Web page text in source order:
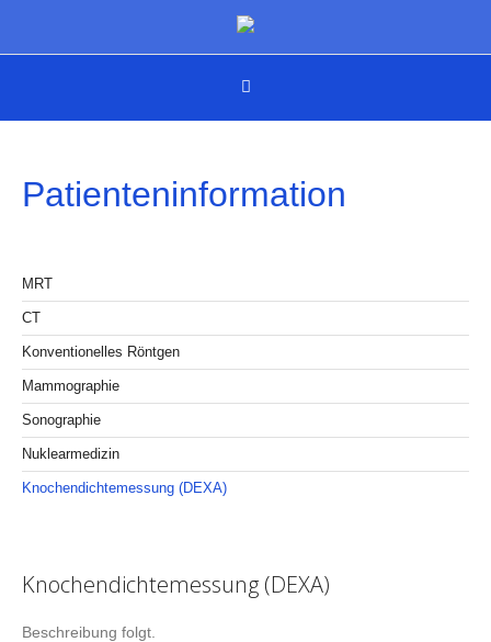
Patienteninformation
MRT
CT
Konventionelles Röntgen
Mammographie
Sonographie
Nuklearmedizin
Knochendichtemessung (DEXA)
Knochendichtemessung (DEXA)
Beschreibung folgt.